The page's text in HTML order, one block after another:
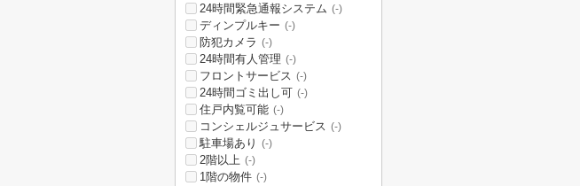
24時間緊急通報システム (-)
ディンプルキー (-)
防犯カメラ (-)
24時間有人管理 (-)
フロントサービス (-)
24時間ゴミ出し可 (-)
住戸内覧可能 (-)
コンシェルジュサービス (-)
駐車場あり (-)
2階以上 (-)
1階の物件 (-)